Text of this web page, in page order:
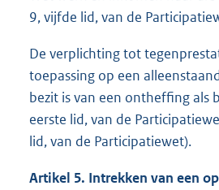
9, vijfde lid, van de
De verplichting tot
toepassing op een
bezit is van een ontheffing als
eerste lid, van de
lid, van de Participatiewet).
Artikel 5. Intrekken van een